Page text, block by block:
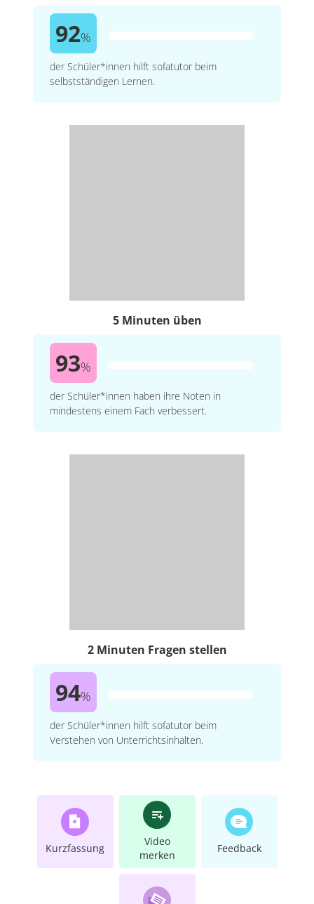
92%
der Schüler*innen hilft sofatutor beim
selbstständigen Lernen.
5 Minuten üben
93%
der Schüler*innen haben ihre Noten in
mindestens einem Fach verbessert.
2 Minuten Fragen stellen
94%
der Schüler*innen hilft sofatutor beim
Verstehen von Unterrichtsinhalten.
Kurzfassung
Video
merken
Feedback